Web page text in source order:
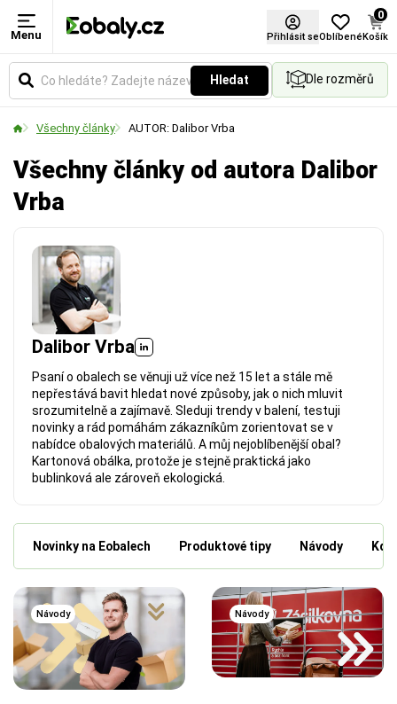
Menu Přihlásit seOblíbené
0
Košík
Hledat Dle rozměrů
Všechny články AUTOR: Dalibor Vrba
Všechny články od autora Dalibor
Vrba
Dalibor Vrba
Psaní o obalech se věnuji už více než 15 let a stále mě
nepřestává bavit hledat nové způsoby, jak o nich mluvit
srozumitelně a zajímavě. Sleduji trendy v balení, testuji
novinky a rád pomáhám zákazníkům zorientovat se v
nabídce obalových materiálů. A můj nejoblíbenější obal?
Kartonová obálka, protože je stejně praktická jako
bublinková ale zároveň ekologická.
Novinky na Eobalech Produktové tipy Návody
Návody Návody